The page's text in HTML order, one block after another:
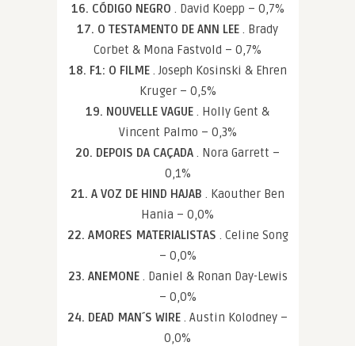
16. CÓDIGO NEGRO . David Koepp – 0,7%
17. O TESTAMENTO DE ANN LEE . Brady
Corbet & Mona Fastvold – 0,7%
18. F1: O FILME . Joseph Kosinski & Ehren
Kruger – 0,5%
19. NOUVELLE VAGUE . Holly Gent &
Vincent Palmo – 0,3%
20. DEPOIS DA CAÇADA . Nora Garrett –
0,1%
21. A VOZ DE HIND HAJAB . Kaouther Ben
Hania – 0,0%
22. AMORES MATERIALISTAS . Celine Song
– 0,0%
23. ANEMONE . Daniel & Ronan Day-Lewis
– 0,0%
24. DEAD MAN´S WIRE . Austin Kolodney –
0,0%